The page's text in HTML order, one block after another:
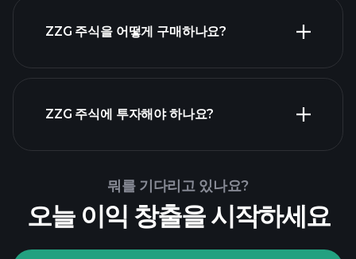
ZZG 재무 제
ZZG 주식을 어떻게 구매하나요?
Playtrade Tournaments
추천된 중개인
ZZG 주식에 투자해야 하나요?
뭐를 기다리고 있나요?
오늘 이익 창출을 시작하세요